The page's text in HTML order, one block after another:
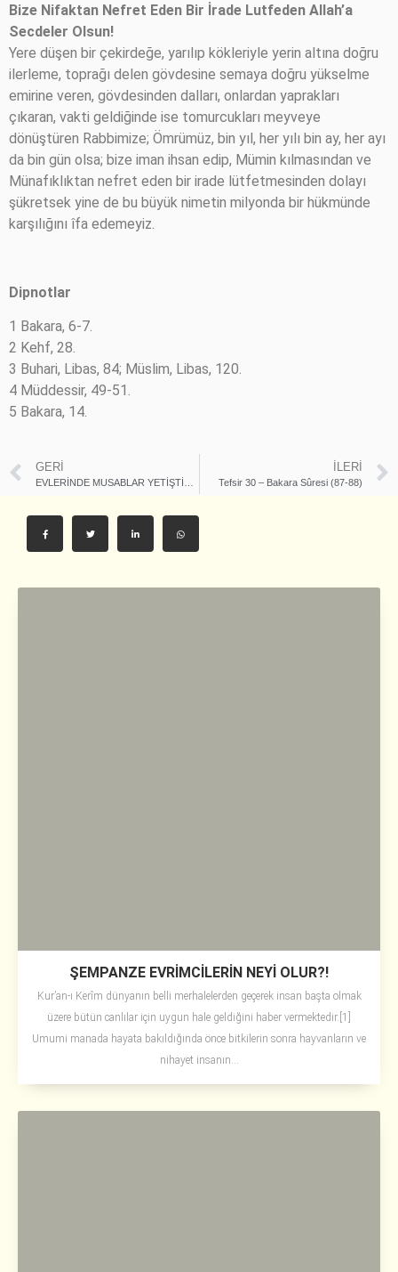
Bize Nifaktan Nefret Eden Bir İrade Lutfeden Allah’a
Secdeler Olsun!
Yere düşen bir çekirdeğe, yarılıp kökleriyle yerin altına doğru
ilerleme, toprağı delen gövdesine semaya doğru yükselme
emirine veren, gövdesinden dalları, onlardan yaprakları
çıkaran, vakti geldiğinde ise tomurcukları meyveye
dönüştüren Rabbimize; Ömrümüz, bin yıl, her yılı bin ay, her ayı
da bin gün olsa; bize iman ihsan edip, Mümin kılmasından ve
Münafıklıktan nefret eden bir irade lütfetmesinden dolayı
şükretsek yine de bu büyük nimetin milyonda bir hükmünde
karşılığını îfa edemeyiz.
Dipnotlar
1 Bakara, 6-7.
2 Kehf, 28.
3 Buhari, Libas, 84; Müslim, Libas, 120.
4 Müddessir, 49-51.
5 Bakara, 14.
GERI İLERI
Tefsir 30 – Bakara Sûresi (87-88)
ŞEMPANZE EVRİMCİLERİN NEYİ OLUR?!
Kur’an-ı Kerîm dünyanın belli merhalelerden geçerek insan başta olmak
üzere bütün canlılar için uygun hale geldiğini haber vermektedir.[1]
Umumi manada hayata bakıldığında önce bitkilerin sonra hayvanların ve
nihayet insanın...